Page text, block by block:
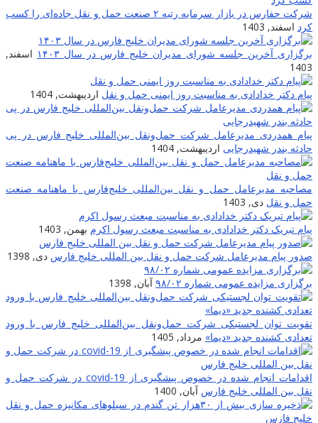
شرکت حفارس در بازار سرمایه رتبه ۲ صنعت حمل و نقل جاده‌ای را کسب
کرد اسفند, 1403
برگزاری آخرین جلسه شورای مدیران خلیج فارس در سال ۱۴۰۳
اسفند,
1403
پیام دکتر خدادادی به مناسبت روز ایمنی حمل و نقل اردیبهشت, 1404
پیام همدردی مدیرعامل شرکت حمل‌ونقل بین‌المللی خلیج فارس در پی
حادثه بندر شهیدرجایی اردیبهشت, 1404
مصاحبه مدیرعامل حمل و نقل بین‌المللی خلیج‌‌فارس با ماهنامه صنعت
حمل و نقل دی, 1403
پیام تبریک دکتر خدادادی به مناسبت مبعث رسول اکرم بهمن, 1403
صدور پیام مدیرعامل شرکت حمل و نقل بین المللی خلیج فارس دی, 1398
برگزاری مزایده عمومی شماره ۹۸/۰۲
آبان, 1398
تقویت توان لجستیکی شرکت حمل‌ونقل بین‌المللی خلیج فارس با ورود
تعدادی کشنده جدید «دیما» مرداد, 1405
اقدامات انجام شده در خصوص پیشگیری از covid-19 در شرکت حمل و
نقل بین المللی خلیج فارس آبان, 1400